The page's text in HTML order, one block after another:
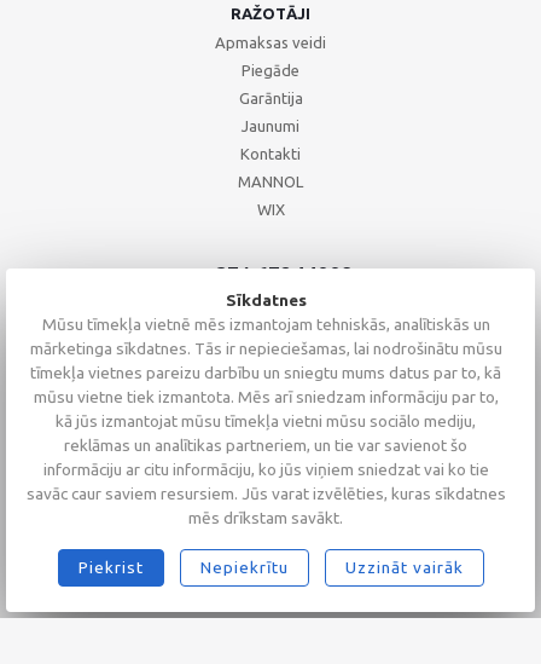
RAŽOTĀJI
Apmaksas veidi
Piegāde
Garāntija
Jaunumi
Kontakti
MANNOL
WIX
+371 67244008
+371 67271055
+371 26002793
2026 © Altaserviss SIA
Sīkdatnes
Mūsu tīmekļa vietnē mēs izmantojam tehniskās, analītiskās un
mārketinga sīkdatnes. Tās ir nepieciešamas, lai nodrošinātu mūsu
tīmekļa vietnes pareizu darbību un sniegtu mums datus par to, kā
mūsu vietne tiek izmantota. Mēs arī sniedzam informāciju par to,
kā jūs izmantojat mūsu tīmekļa vietni mūsu sociālo mediju,
reklāmas un analītikas partneriem, un tie var savienot šo
informāciju ar citu informāciju, ko jūs viņiem sniedzat vai ko tie
savāc caur saviem resursiem. Jūs varat izvēlēties, kuras sīkdatnes
mēs drīkstam savākt.
Piekrist Nepiekrītu Uzzināt vairāk